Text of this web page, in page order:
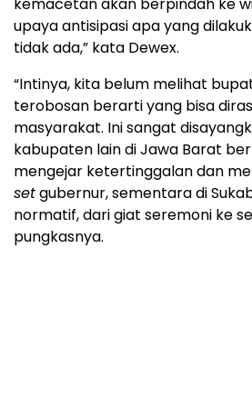
upaya antisipasi apa yang
tidak ada,” kata Dewex.
“Intinya, kita belum melihat
terobosan berarti yang bisa
masyarakat. Ini sangat
kabupaten lain di Jawa Barat
mengejar ketertinggalan dan
setgubernur, sementara di
normatif, dari giat seremoni ke
pungkasnya.